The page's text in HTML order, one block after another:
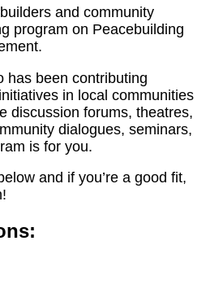
and community
program on Peacebuilding
has been contributing
in local communities
discussion forums, theatres,
dialogues, seminars,
is for you.
and if you’re a good fit,